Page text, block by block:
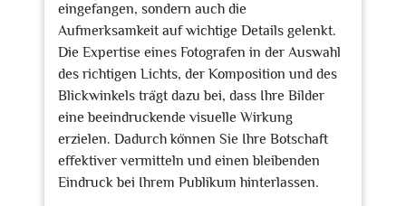
eingefangen, sondern auch die
Aufmerksamkeit auf wichtige Details gelenkt.
Die Expertise eines Fotografen in der Auswahl
des richtigen Lichts, der Komposition und des
Blickwinkels trägt dazu bei, dass Ihre Bilder
eine beeindruckende visuelle Wirkung
erzielen. Dadurch können Sie Ihre Botschaft
effektiver vermitteln und einen bleibenden
Eindruck bei Ihrem Publikum hinterlassen.